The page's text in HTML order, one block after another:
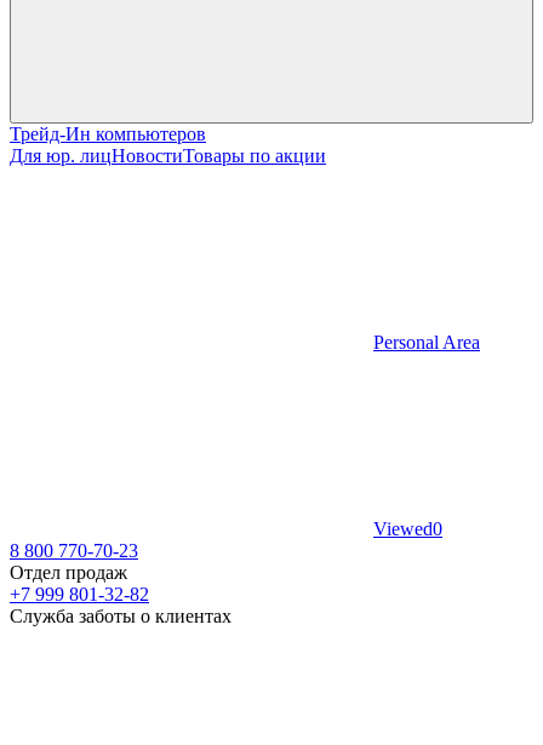
Трейд-Ин компьютеров
Для юр. лицНовостиТовары по акции
Personal Area
Viewed0
8 800 770-70-23
Отдел продаж
+7 999 801-32-82
Служба заботы о клиентах